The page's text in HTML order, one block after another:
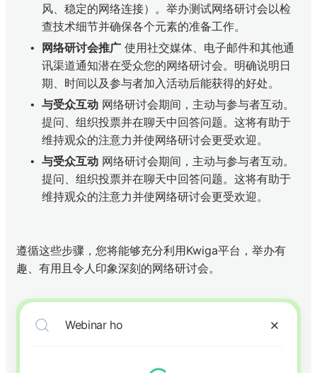
Webinar how to
风、稳定的网络连接）。举办测试网络研讨会以检
查技术细节并确保各个元素的准备工作。
网络研讨会推广 使用社交媒体、电子邮件和其他通
讯渠道通知潜在受众您的网络研讨会。明确说明日
期、时间以及参与者加入活动后能获得的好处。
与受众互动 网络研讨会期间，主动与参与者互动。
提问、组织投票并在聊天中回答问题。这将有助于
维持观众的注意力并使网络研讨会更受欢迎。
与受众互动 网络研讨会期间，主动与参与者互动。
提问、组织投票并在聊天中回答问题。这将有助于
维持观众的注意力并使网络研讨会更受欢迎。
遵循这些步骤，您将能够充分利用Kwiga平台，举办有
趣、有用且令人印象深刻的网络研讨会。